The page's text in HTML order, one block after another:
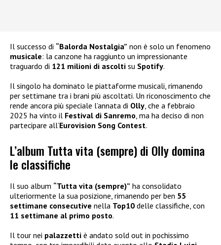
Il successo di “Balorda Nostalgia” non è solo un fenomeno
musicale: la canzone ha raggiunto un impressionante
traguardo di 121 milioni di ascolti su Spotify.
Il singolo ha dominato le piattaforme musicali, rimanendo
per settimane tra i brani più ascoltati. Un riconoscimento che
rende ancora più speciale l’annata di Olly, che a febbraio
2025 ha vinto il Festival di Sanremo, ma ha deciso di non
partecipare all’Eurovision Song Contest.
L’album Tutta vita (sempre) di Olly domina
le classifiche
Il suo album “Tutta vita (sempre)” ha consolidato
ulteriormente la sua posizione, rimanendo per ben 55
settimane consecutive nella Top10 delle classifiche, con
11 settimane al primo posto.
Il tour nei palazzetti è andato sold out in pochissimo